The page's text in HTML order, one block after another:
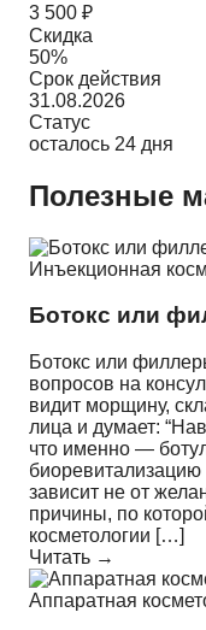
3 500 ₽
Скидка
50%
Срок действия
31.08.2026
Статус
осталось 24 дня
Полезные
Инъекционная
Ботокс или
Ботокс или
вопросов на
видит морщину,
лица и думает:
что именно —
зависит не от
причины, по
косметологии […]
Читать →
Аппаратная